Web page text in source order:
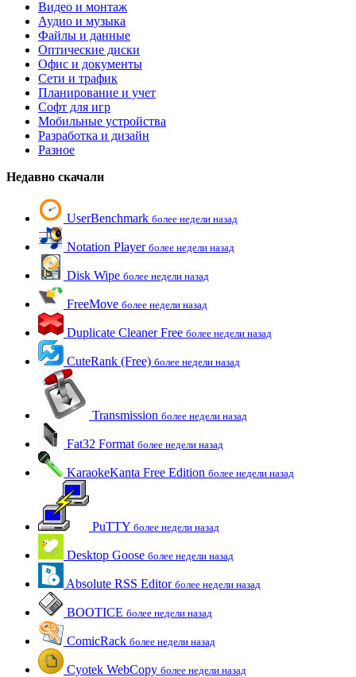
Видео и монтаж
Аудио и музыка
Файлы и данные
Оптические диски
Офис и документы
Сети и трафик
Планирование и учет
Софт для игр
Мобильные устройства
Разработка и дизайн
Разное
Недавно скачали
UserBenchmark более недели назад
Notation Player более недели назад
Disk Wipe более недели назад
FreeMove более недели назад
Duplicate Cleaner Free более недели назад
CuteRank (Free) более недели назад
Transmission более недели назад
Fat32 Format более недели назад
KaraokeKanta Free Edition более недели назад
PuTTY более недели назад
Desktop Goose более недели назад
Absolute RSS Editor более недели назад
BOOTICE более недели назад
ComicRack более недели назад
Cyotek WebCopy более недели назад